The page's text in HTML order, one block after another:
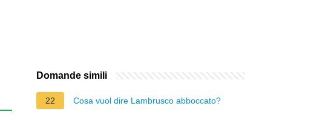
Domande simili
22 Cosa vuol dire Lambrusco abboccato?